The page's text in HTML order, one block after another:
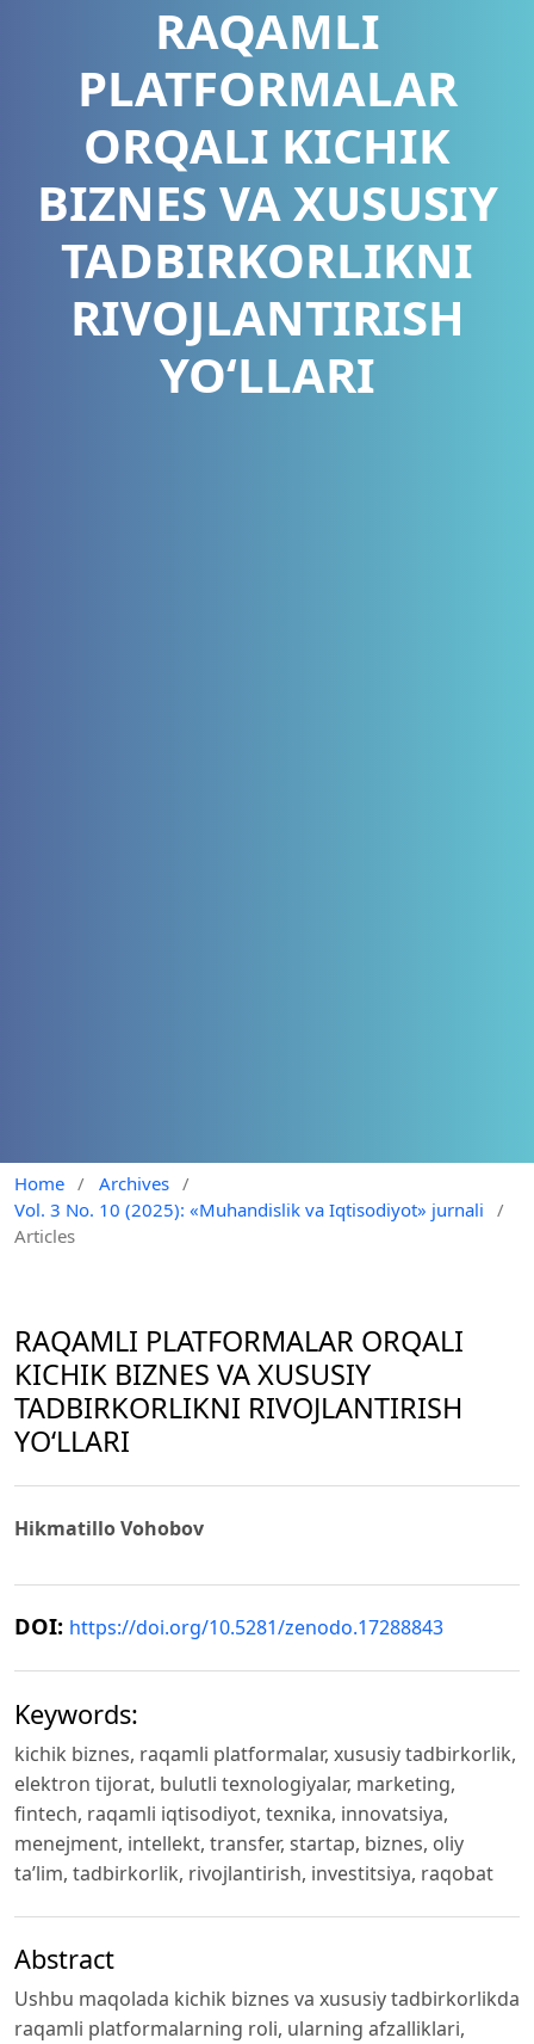
RAQAMLI
PLATFORMALAR
ORQALI KICHIK
BIZNES VA XUSUSIY
TADBIRKORLIKNI
RIVOJLANTIRISH
YOʻLLARI
Home / Archives /
Vol. 3 No. 10 (2025): «Muhandislik va Iqtisodiyot» jurnali
/
Articles
RAQAMLI PLATFORMALAR ORQALI
KICHIK BIZNES VA XUSUSIY
TADBIRKORLIKNI RIVOJLANTIRISH
YOʻLLARI
Hikmatillo Vohobov
DOI: https://doi.org/10.5281/zenodo.17288843
Keywords:
kichik biznes, raqamli platformalar, xususiy tadbirkorlik,
elektron tijorat, bulutli texnologiyalar, marketing,
fintech, raqamli iqtisodiyot, texnika, innovatsiya,
menejment, intellekt, transfer, startap, biznes, oliy
ta’lim, tadbirkorlik, rivojlantirish, investitsiya, raqobat
Abstract
Ushbu maqolada kichik biznes va xususiy tadbirkorlikda
raqamli platformalarning roli, ularning afzalliklari,